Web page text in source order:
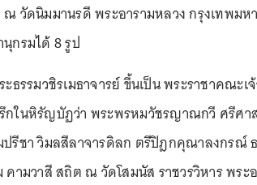
วัดนิมมานรดี พระอารามหลวง กรุงเทพม
กรมได้ 8 รูป
ะธรรมวชิรเมธาจารย์ ขึ้นเป็น พระราชาคณะ
กในหิรัญบัฏว่า พระพรหมวัชรญาณกวี ศรีศ
ปรีชา วิมลสีลาจารดิลก ตรีปิฎกคุณาลงกรณ์
คามวาสี สถิต ณ วัดโสมนัส ราชวรวิหาร พระ